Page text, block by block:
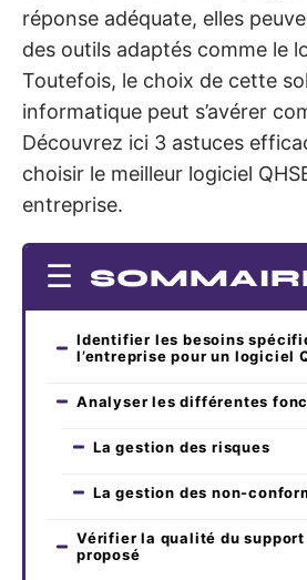
réponse adéquate, elles
des outils adaptés comme le
Toutefois, le choix de cette
informatique peut s’avérer
Découvrez ici 3 astuces
choisir le meilleur logiciel
entreprise.
Identifier les besoins
l’entreprise pour un logiciel
Analyser les différentes
La gestion des risques
La gestion des non-
Vérifier la qualité du
proposé